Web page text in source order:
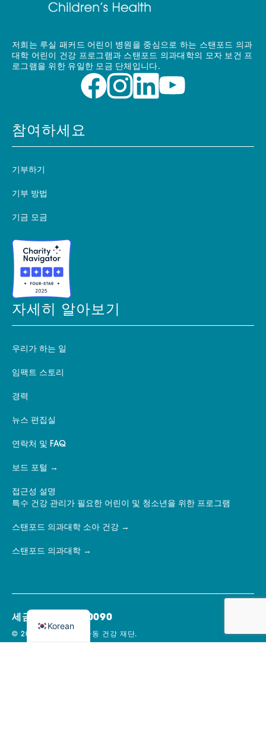
저희는 루실 패커드 어린이 병원을 중심으로 하는 스탠포드 의과
대학 어린이 건강 프로그램과 스탠포드 의과대학의 모자 보건 프
로그램을 위한 유일한 모금 단체입니다.
참여하세요
기부하기
기부 방법
기금 모금
자세히 알아보기
우리가 하는 일
임팩트 스토리
경력
뉴스 편집실
연락처 및 FAQ
보드 포털
접근성 설명
특수 건강 관리가 필요한 어린이 및 청소년을 위한 프로그램
스탠포드 의과대학 소아 건강
스탠포드 의과대학
세금 ID: 77-0440090
© 2026 루실 패커드 아동 건강 재단.
Korean